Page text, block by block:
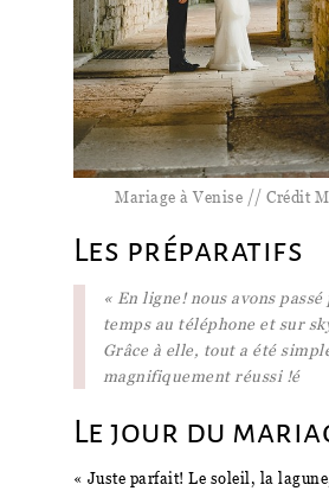
Mariage à Venise // Crédit
Les préparatifs
« En ligne! nous avons passé
temps au téléphone et sur
Grâce à elle, tout a été
magnifiquement réussi !é
Le jour du
« Juste parfait! Le soleil, la